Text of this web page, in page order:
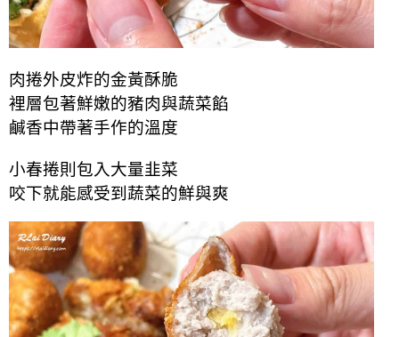
肉捲外皮炸的金黃酥脆
裡層包著鮮嫩的豬肉與蔬菜餡
鹹香中帶著手作的溫度
小春捲則包入大量韭菜
咬下就能感受到蔬菜的鮮與爽